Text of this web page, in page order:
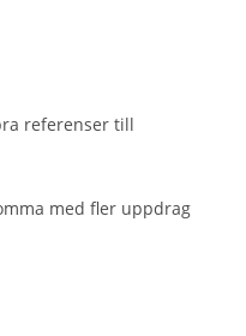
referenser till
med fler uppdrag